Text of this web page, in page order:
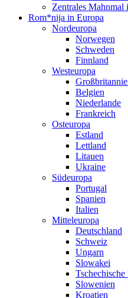
Zentrales Mahnmal
Rom*nija in Europa
Nordeuropa
Norwegen
Schweden
Finnland
Westeuropa
Belgien
Niederlande
Frankreich
Osteuropa
Estland
Lettland
Litauen
Ukraine
Südeuropa
Portugal
Spanien
Italien
Mitteleuropa
Deutschland
Schweiz
Ungarn
Slowakei
Slowenien
Kroatien